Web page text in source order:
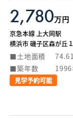
2,780万円
京急本線 上大岡駅
横浜市 磯子区森が丘
土地面積
築年数
見学予約可能